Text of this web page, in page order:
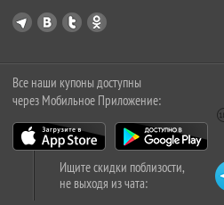
Все наши купоны доступны
через Мобильное Приложение:
Ищите скидки поблизости,
не выходя из чата: